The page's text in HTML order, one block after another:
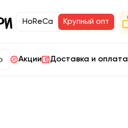
HoReCa Крупный опт
Акции Доставка и оплата